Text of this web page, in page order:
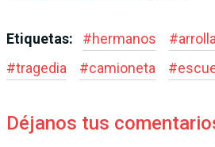
Etiquetas: #hermanos #
#tragedia #camioneta #
Déjanos tus